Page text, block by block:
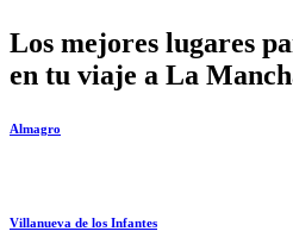
Los mejores lugares
en tu viaje a La
Almagro
Villanueva de los Infantes